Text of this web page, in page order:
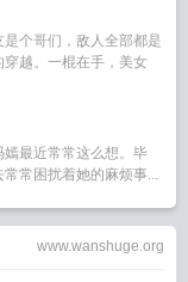
个哥们，敌人全部都是
越。一棍在手，美女
嫣最近常常这么想。毕
常困扰着她的麻烦事...
www.wanshuge.org